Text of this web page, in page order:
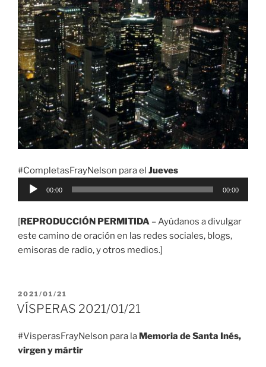
#CompletasFrayNelson para el Jueves
Reproductor
00:00 00:00
[REPRODUCCIÓN PERMITIDA – Ayúdanos a divulgar
este camino de oración en las redes sociales, blogs,
emisoras de radio, y otros medios.]
PUBLICADO
EL
2021/01/21
VÍSPERAS 2021/01/21
#VisperasFrayNelson para la Memoria de Santa Inés,
virgen y mártir